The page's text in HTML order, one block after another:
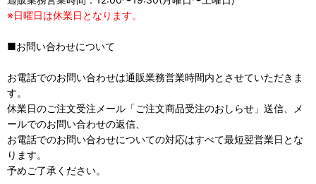
※日曜日は休業日となります。
■お問い合わせについて
お電話でのお問い合わせは通販業務営業時間内とさせていただきま
す。
休業日のご注文受注メール「ご注文商品受注のおしらせ」送信、メ
ールでのお問い合わせの返信、
お電話でのお問い合わせについての対応はすべて最短翌営業日とな
ります。
予めご了承ください。